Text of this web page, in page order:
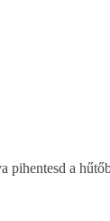
pihentesd a